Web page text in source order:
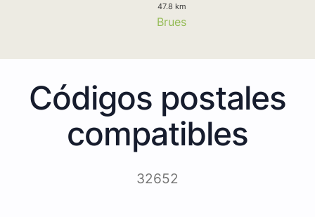
47.8 km
Brues
Códigos postales
compatibles
32652